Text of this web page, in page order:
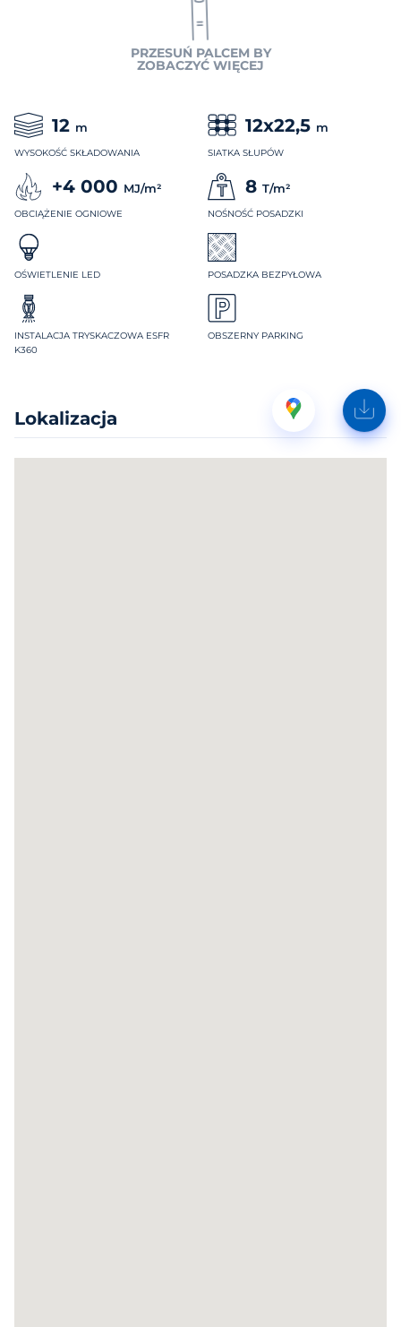
PRZESUŃ PALCEM BY
ZOBACZYĆ WIĘCEJ
12 m
WYSOKOŚĆ SKŁADOWANIA
12x22,5 m
SIATKA SŁUPÓW
+4 000 MJ/m²
OBCIĄŻENIE OGNIOWE
8 T/m²
NOŚNOŚĆ POSADZKI
OŚWIETLENIE LED POSADZKA BEZPYŁOWA
INSTALACJA TRYSKACZOWA ESFR
K360
OBSZERNY PARKING
Lokalizacja